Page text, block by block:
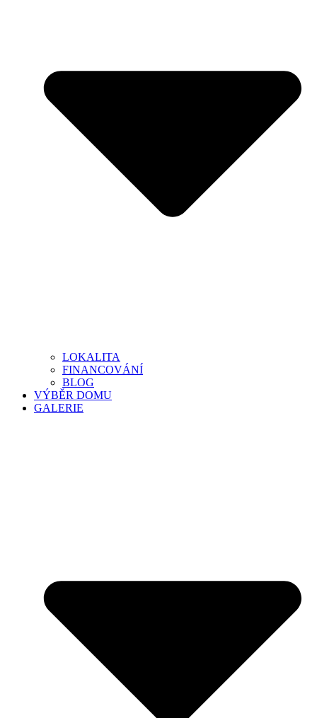
LOKALITA
FINANCOVÁNÍ
BLOG
VÝBĚR DOMU
GALERIE